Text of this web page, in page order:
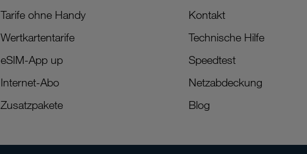
Tarife ohne Handy
Wertkartentarife
eSIM-App up
Internet-Abo
Zusatzpakete
Kontakt
Technische Hilfe
Speedtest
Netzabdeckung
Blog